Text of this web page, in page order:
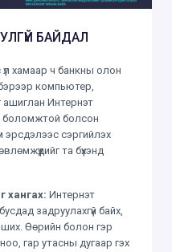
БАЙДАЛ
хамаар ч банкны олон
компьютер,
ашиглан Интернэт
боломжтой болсон
эрсдэлээс сэргийлэх
та бүхэнд
хангах: Интернэт
задруулахгүй байх,
Өөрийн болон гэр
гар утасны дугаар гэх